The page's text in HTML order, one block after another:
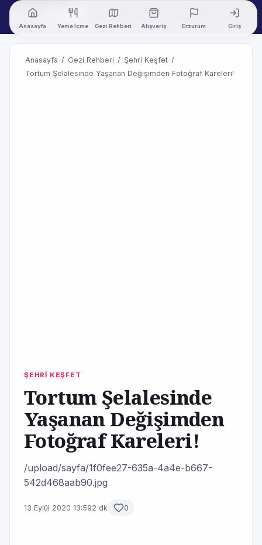
Anasayfa Yeme İçme Gezi Rehberi Alışveriş Erzurum Giriş
Anasayfa / Gezi Rehberi / Şehri Keşfet /
Tortum Şelalesinde Yaşanan Değişimden Fotoğraf Kareleri!
ŞEHRİ KEŞFET
Tortum Şelalesinde
Yaşanan Değişimden
Fotoğraf Kareleri!
/upload/sayfa/1f0fee27-635a-4a4e-b667-
542d468aab90.jpg
13 Eylül 2020 13:592 dk 0